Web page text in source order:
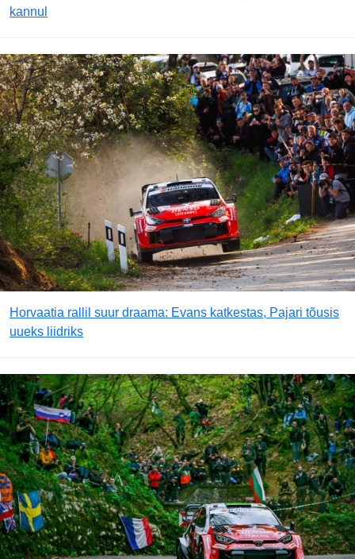
kannul
Horvaatia rallil suur draama: Evans katkestas, Pajari tõusis
uueks liidriks